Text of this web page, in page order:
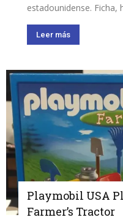
estadounidense. Ficha,
Leer más
Playmobil USA
Farmer’s Tractor